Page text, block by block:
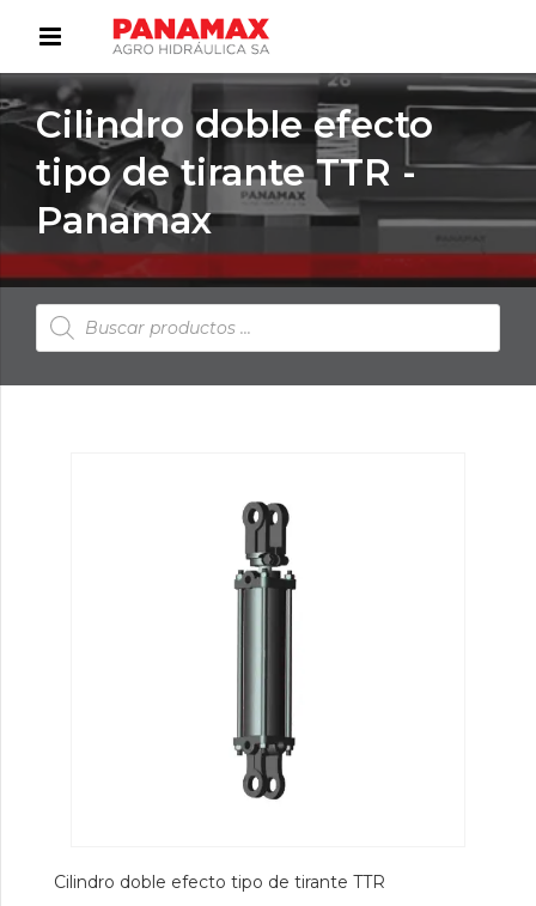
Cilindro doble efecto
tipo de tirante TTR -
Panamax
Búsqueda
de
Cilindro doble efecto tipo de tirante TTR